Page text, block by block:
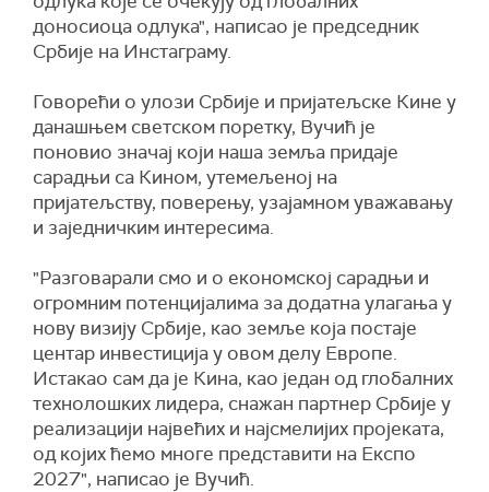
доносиоца одлука", написао је председник
Србије на Инстаграму.
Говорећи о улози Србије и пријатељске Кине у
данашњем светском поретку, Вучић је
поновио значај који наша земља придаје
сарадњи са Кином, утемељеној на
пријатељству, поверењу, узајамном уважавању
и заједничким интересима.
"Разговарали смо и о економској сарадњи и
огромним потенцијалима за додатна улагања у
нову визију Србије, као земље која постаје
центар инвестиција у овом делу Европе.
Истакао сам да је Кина, као један од глобалних
технолошких лидера, снажан партнер Србије у
реализацији највећих и најсмелијих пројеката,
од којих ћемо многе представити на Експо
2027", написао је Вучић.